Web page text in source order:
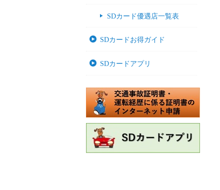
SDカード優遇店一覧表
SDカードお得ガイド
SDカードアプリ